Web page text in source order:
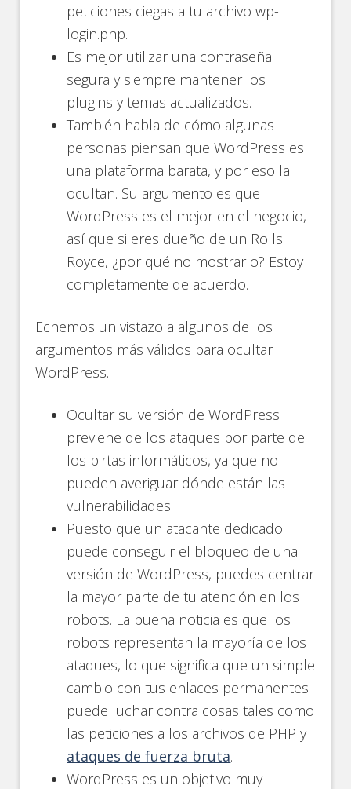
peticiones ciegas a tu archivo wp-
login.php.
Es mejor utilizar una contraseña
segura y siempre mantener los
plugins y temas actualizados.
También habla de cómo algunas
personas piensan que WordPress es
una plataforma barata, y por eso la
ocultan. Su argumento es que
WordPress es el mejor en el negocio,
así que si eres dueño de un Rolls
Royce, ¿por qué no mostrarlo? Estoy
completamente de acuerdo.
Echemos un vistazo a algunos de los
argumentos más válidos para ocultar
WordPress.
Ocultar su versión de WordPress
previene de los ataques por parte de
los pirtas informáticos, ya que no
pueden averiguar dónde están las
vulnerabilidades.
Puesto que un atacante dedicado
puede conseguir el bloqueo de una
versión de WordPress, puedes centrar
la mayor parte de tu atención en los
robots. La buena noticia es que los
robots representan la mayoría de los
ataques, lo que significa que un simple
cambio con tus enlaces permanentes
puede luchar contra cosas tales como
las peticiones a los archivos de PHP y
ataques de fuerza bruta.
WordPress es un objetivo muy